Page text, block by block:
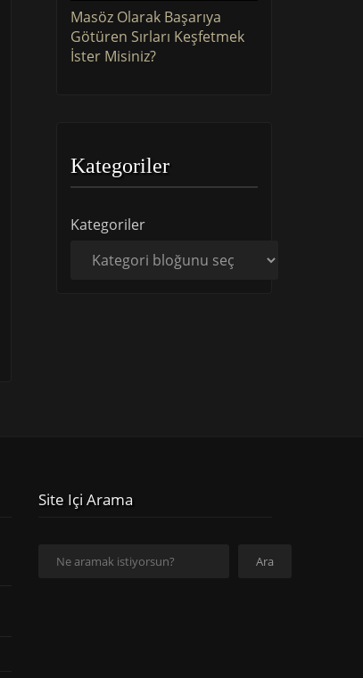
Masöz Olarak Başarıya
Götüren Sırları Keşfetmek
İster Misiniz?
Kategoriler
Kategoriler
Site Içi Arama
Ara